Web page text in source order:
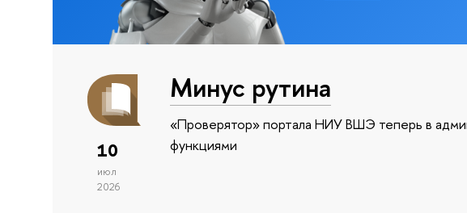
10
июл
2026
Минус рутина
«Проверятор» портала НИУ ВШЭ теперь в
функциями